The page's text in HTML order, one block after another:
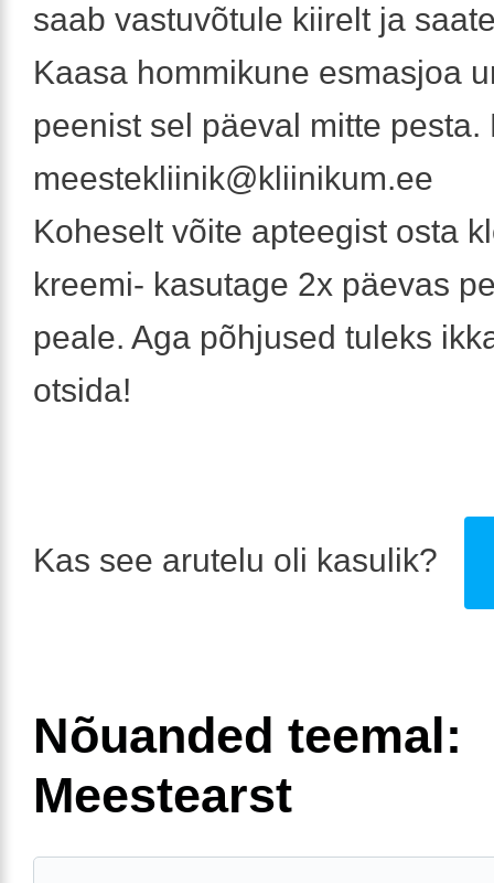
saab vastuvõtule kiirelt ja
Kaasa hommikune esmasjoa
peenist sel päeval mitte pesta.
meestekliinik@kliinikum.ee
Koheselt võite apteegist osta
kreemi- kasutage 2x päevas
peale. Aga põhjused tuleks
otsida!
Kas see arutelu oli kasulik?
Nõuanded teemal:
Meestearst